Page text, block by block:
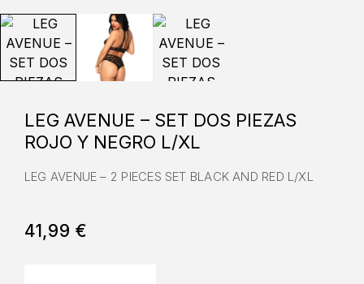
LEG AVENUE – SET DOS PIEZAS
ROJO Y NEGRO L/XL
LEG AVENUE – 2 PIECES SET BLACK AND RED L/XL
41,99 €